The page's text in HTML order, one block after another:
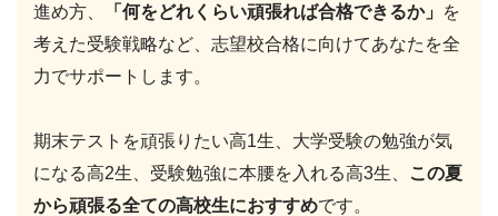
進め方、
「何をどれくらい頑張れば合格できるか」 を
考えた受験戦略など、志望校合格に向けてあなたを全
力でサポートします。
期末テストを頑張りたい高1生、大学受験の勉強が気
になる高2生、受験勉強に本腰を入れる高3生、
この夏
から頑張る全ての高校生におすすめです。